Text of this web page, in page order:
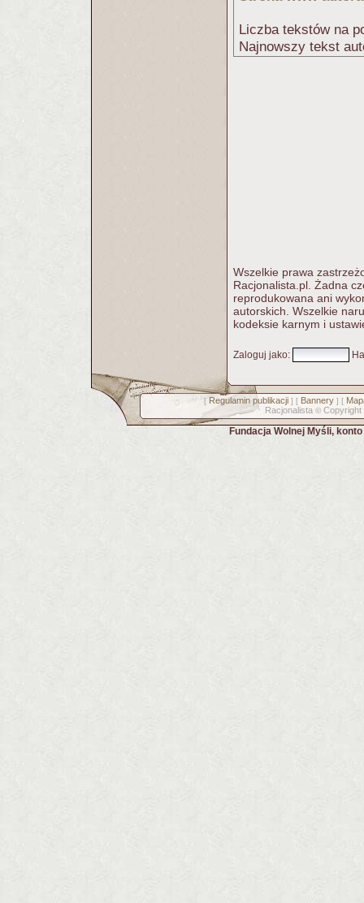
Liczba tekstów na
Najnowszy tekst
Wszelkie prawa
Racjonalista.pl. Żadna
reprodukowana ani
autorskich. Wszelkie
kodeksie karnym i
Zaloguj jako:
[ Regulamin publikacji] [ Bannery] [
Racjonalista © Copyright
Fundacja Wolnej Myśli,